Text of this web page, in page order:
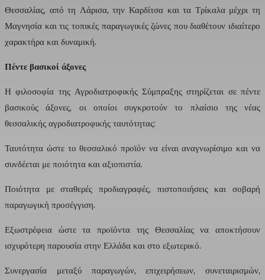
Θεσσαλίας, από τη Λάρισα, την Καρδίτσα και τα Τρίκαλα μέχρι τη
Μαγνησία και τις τοπικές παραγωγικές ζώνες που διαθέτουν ιδιαίτερο
χαρακτήρα και δυναμική.
Πέντε βασικοί άξονες
Η φιλοσοφία της Αγροδιατροφικής Σύμπραξης στηρίζεται σε πέντε
βασικούς άξονες, οι οποίοι συγκροτούν το πλαίσιο της νέας
θεσσαλικής αγροδιατροφικής ταυτότητας:
Ταυτότητα ώστε το θεσσαλικό προϊόν να είναι αναγνωρίσιμο και να
συνδέεται με ποιότητα και αξιοπιστία.
Ποιότητα με σταθερές προδιαγραφές, πιστοποιήσεις και σοβαρή
παραγωγική προσέγγιση.
Εξωστρέφεια ώστε τα προϊόντα της Θεσσαλίας να αποκτήσουν
ισχυρότερη παρουσία στην Ελλάδα και στο εξωτερικό.
Συνεργασία μεταξύ παραγωγών, επιχειρήσεων, συνεταιρισμών,